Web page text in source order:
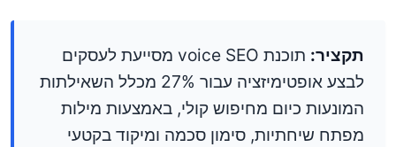
תקציר:
תוכנת voice SEO מסייעת לעסקים
לבצע אופטימיזציה עבור 27% מכלל השאילתות
המונעות כיום מחיפוש קולי, באמצעות מילות
מפתח שיחתיות, סימון סכמה ומיקוד בקטעי